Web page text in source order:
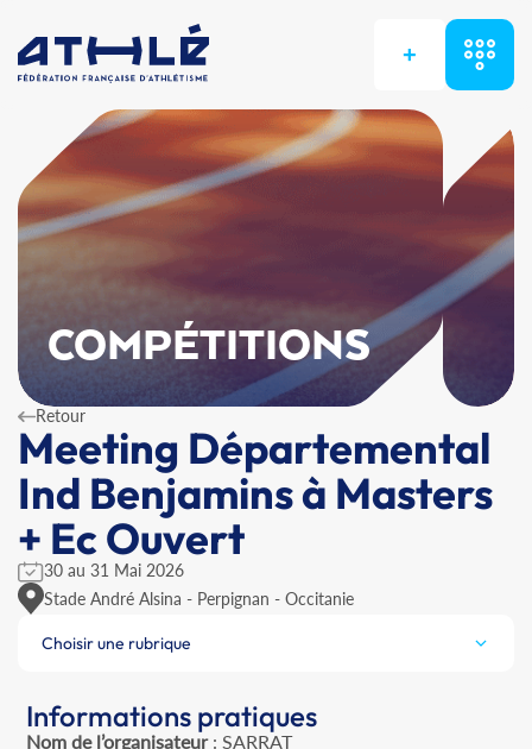
+
COMPÉTITIONS
Retour
Meeting Départemental
Ind Benjamins à Masters
+ Ec Ouvert
30 au 31 Mai 2026
Stade André Alsina - Perpignan - Occitanie
Choisir une rubrique
Informations pratiques
Nom de l’organisateur: SARRAT